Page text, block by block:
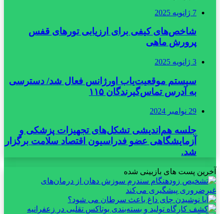
7 ژانویه 2025
شاخص‌های کیفی برای ارزیابی تورهای قفس
پرورش ماهی
3 ژانویه 2025
سیستم موقعیت‌یاب اورژانس فعال شد/ دسترسی
به آدرس تماس‌گیرندگان ۱۱۵
29 نوامبر 2024
جلسه هم‌اندیشی تشکل‌های تجهیزات پزشکی و
آزمایشگاهی عضو فدراسیون اقتصاد سلامت برگزار
شد.
آخرین پست های بازبینی شده